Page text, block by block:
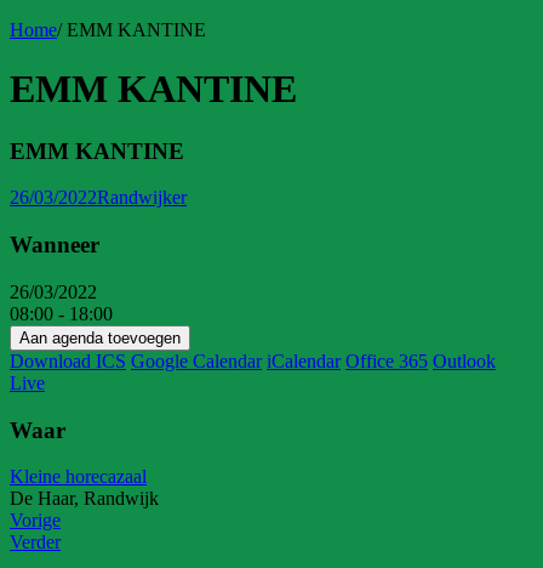
Home/EMM KANTINE
EMM KANTINE
EMM KANTINE
26/03/2022Randwijker
Wanneer
26/03/2022
08:00 - 18:00
Aan agenda toevoegen
Download ICS Google Calendar iCalendar Office 365 Outlook
Live
Waar
Kleine horecazaal
De Haar, Randwijk
Vorige
Verder